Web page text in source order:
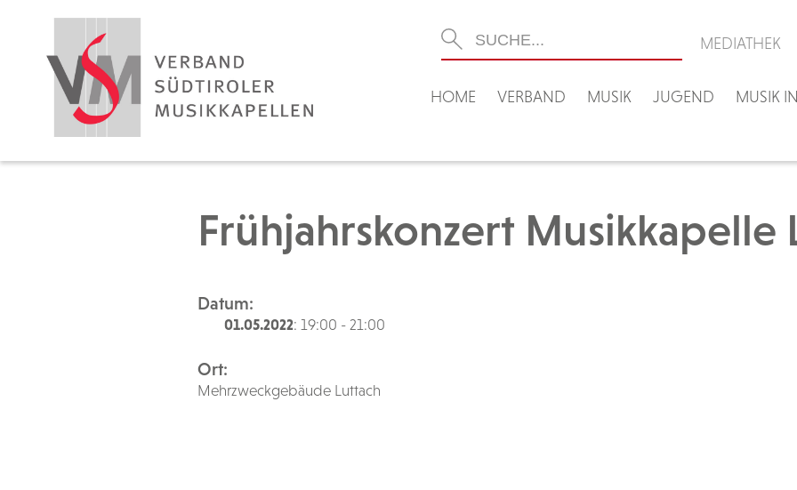
HOME VERBAND MUSIK JUGEND MUSIK
MEDIATHEK
Frühjahrskonzert Musikkapelle
Datum:
01.05.2022: 19:00 - 21:00
Ort:
Mehrzweckgebäude Luttach